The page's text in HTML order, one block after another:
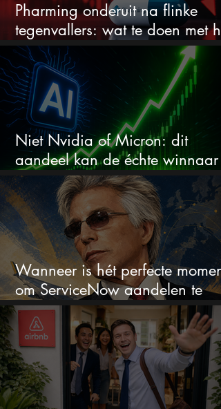
Pharming onderuit na flinke
tegenvallers: wat te doen met
aandeel?
Niet Nvidia of Micron: dit
aandeel kan de échte winnaar
van de AI-race worden
Wanneer is hét perfecte moment
om ServiceNow aandelen te
kopen?